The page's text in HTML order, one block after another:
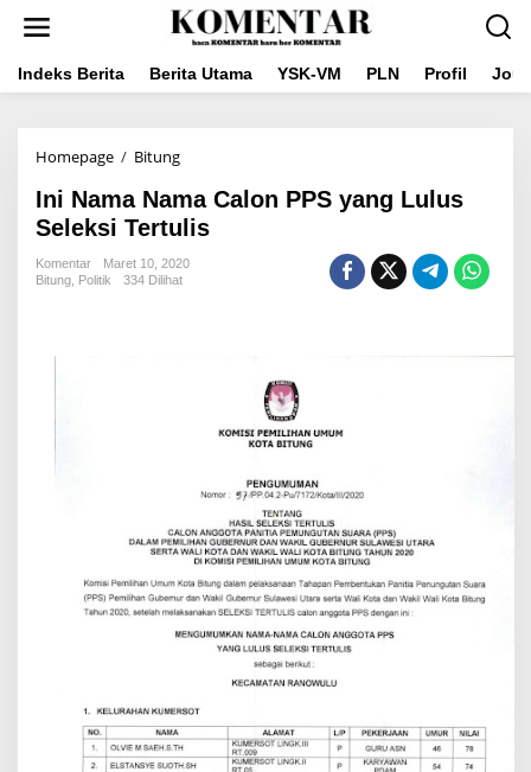
Indeks Berita Berita Utama YSK-VM PLN Profil
Homepage / BitungIni
Nama
Calon
PPS
yang
Lulus
Ini Nama Nama Calon PPS yang Lulus
Seleksi Tertulis
Komentar
Maret 10, 2020
Bitung Politik 334 Dilihat